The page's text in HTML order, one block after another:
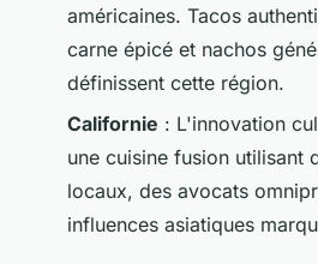
américaines. Tacos
carne épicé et nachos
définissent cette région.
Californie : L'innovation
une cuisine fusion utilisant
locaux, des avocats
influences asiatiques